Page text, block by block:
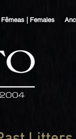
Fêmeas | Females